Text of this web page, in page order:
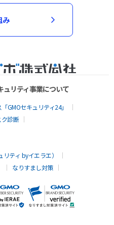
み
ュリティ事業について
GMOセキュリティ24」
診断
ティ byイエラエ）
なりすまし対策